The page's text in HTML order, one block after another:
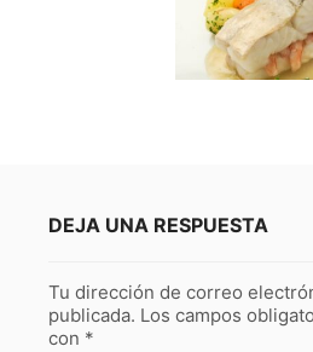
DEJA UNA RESPUESTA
Tu dirección de correo
publicada. Los campos
con *